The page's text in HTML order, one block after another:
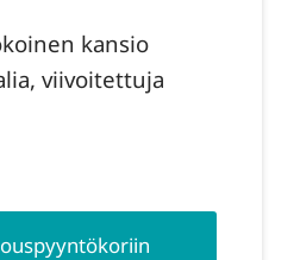
kansio
viivoitettuja